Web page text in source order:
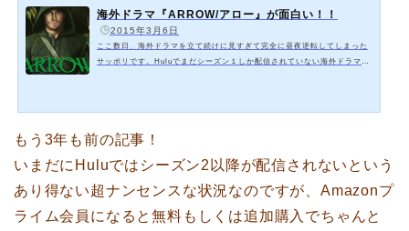
海外ドラマ『ARROW/アロー』が面白い！！
2015年3月6日
ここ数日、海外ドラマを立て続けに見すぎて完全に昼夜逆転してしまった
サッポリです。Huluでまだシーズン１しか配信されていない海外ドラマ
た絶海の孤島で過ごした５年の歳月は、その男のすべてを変えてい
もう3年も前の記事！
いまだにHuluではシーズン2以降が配信されないという
あり得ない超ナンセンスな状況なのですが、Amazonプ
ライム会員になると無料もしくは追加購入でちゃんと